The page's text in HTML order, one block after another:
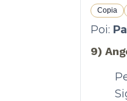
Copia
Poi:
9)